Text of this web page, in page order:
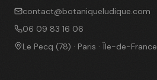
contact@botaniqueludique.com
06 09 83 16 06
Le Pecq (78) · Paris · Île-de-France